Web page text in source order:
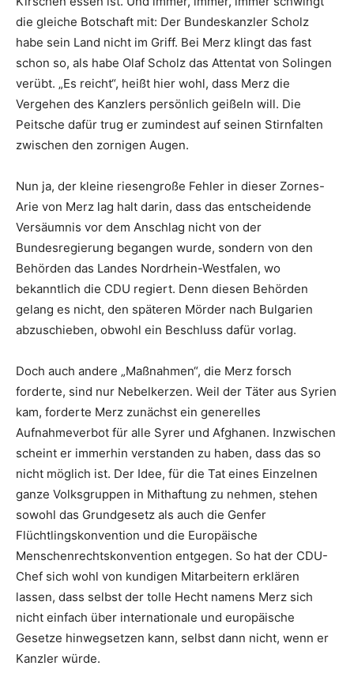
die gleiche Botschaft mit: Der Bundeskanzler Scholz
habe sein Land nicht im Griff. Bei Merz klingt das fast
schon so, als habe Olaf Scholz das Attentat von Solingen
verübt. „Es reicht“, heißt hier wohl, dass Merz die
Vergehen des Kanzlers persönlich geißeln will. Die
Peitsche dafür trug er zumindest auf seinen Stirnfalten
zwischen den zornigen Augen.
Nun ja, der kleine riesengroße Fehler in dieser Zornes-
Arie von Merz lag halt darin, dass das entscheidende
Versäumnis vor dem Anschlag nicht von der
Bundesregierung begangen wurde, sondern von den
Behörden das Landes Nordrhein-Westfalen, wo
bekanntlich die CDU regiert. Denn diesen Behörden
gelang es nicht, den späteren Mörder nach Bulgarien
abzuschieben, obwohl ein Beschluss dafür vorlag.
Doch auch andere „Maßnahmen“, die Merz forsch
forderte, sind nur Nebelkerzen. Weil der Täter aus Syrien
kam, forderte Merz zunächst ein generelles
Aufnahmeverbot für alle Syrer und Afghanen. Inzwischen
scheint er immerhin verstanden zu haben, dass das so
nicht möglich ist. Der Idee, für die Tat eines Einzelnen
ganze Volksgruppen in Mithaftung zu nehmen, stehen
sowohl das Grundgesetz als auch die Genfer
Flüchtlingskonvention und die Europäische
Menschenrechtskonvention entgegen. So hat der CDU-
Chef sich wohl von kundigen Mitarbeitern erklären
lassen, dass selbst der tolle Hecht namens Merz sich
nicht einfach über internationale und europäische
Gesetze hinwegsetzen kann, selbst dann nicht, wenn er
Kanzler würde.